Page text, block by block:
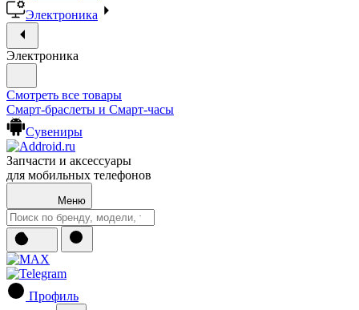
Электроника
Электроника
Смотреть все товары
Смарт-браслеты и Смарт-часы
Сувениры
Запчасти и аксессуары
для мобильных телефонов
Меню
Профиль